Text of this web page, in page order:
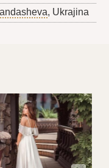
, Ukrajina